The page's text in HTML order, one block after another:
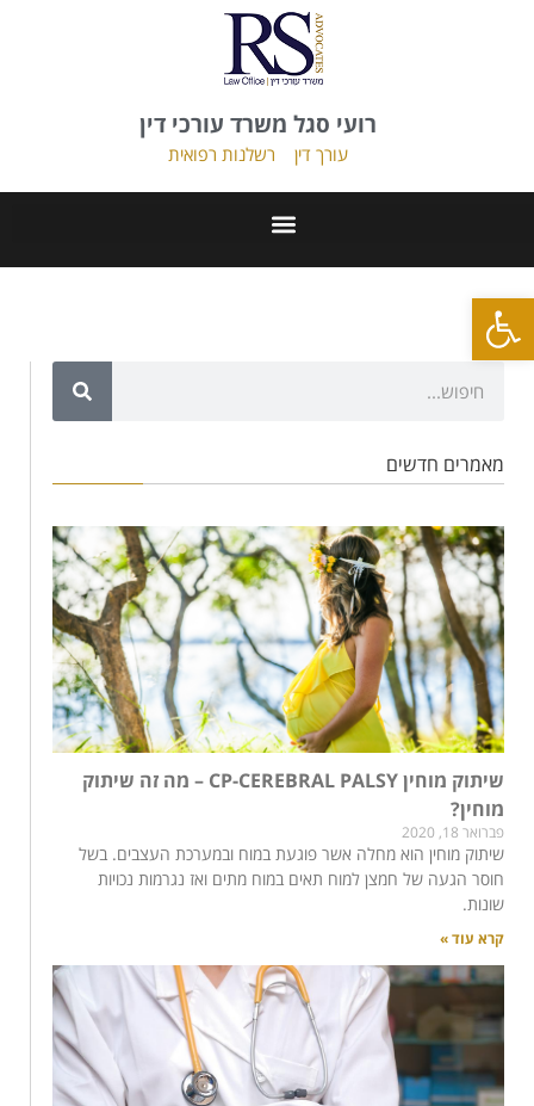
פתח סרגל נגישות
רועי סגל משרד עורכי דין
עורך דין רשלנות רפואית
מאמרים חדשים
שיתוק מוחין CP-CEREBRAL PALSY – מה זה שיתוק
מוחין?
פברואר 18, 2020
שיתוק מוחין הוא מחלה אשר פוגעת במוח ובמערכת העצבים. בשל
חוסר הגעה של חמצן למוח תאים במוח מתים ואז נגרמות נכויות
שונות.
קרא עוד »